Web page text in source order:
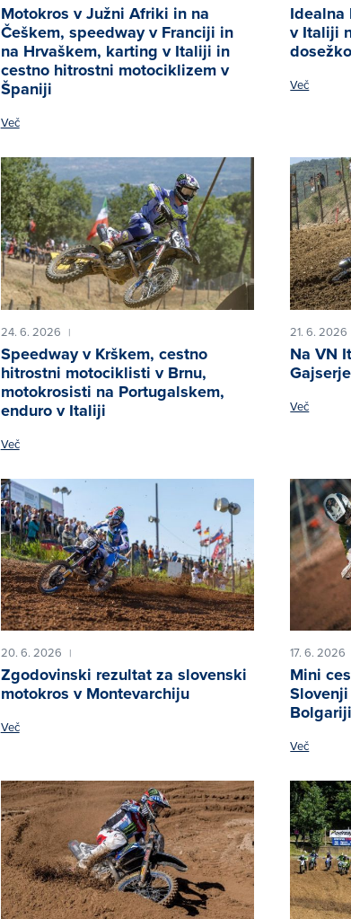
Motokros v Južni Afriki in na
Češkem, speedway v Franciji in
na Hrvaškem, karting v Italiji in
cestno hitrostni motociklizem v
Španiji
Več
Idealna
v Italiji
Več
24. 6. 2026 |
Speedway v Krškem, cestno
hitrostni motociklisti v Brnu,
motokrosisti na Portugalskem,
enduro v Italiji
Več
21. 6. 2026
Na VN
Več
20. 6. 2026 |
Zgodovinski rezultat za slovenski
motokros v Montevarchiju
Več
17. 6. 2026
Mini
Več